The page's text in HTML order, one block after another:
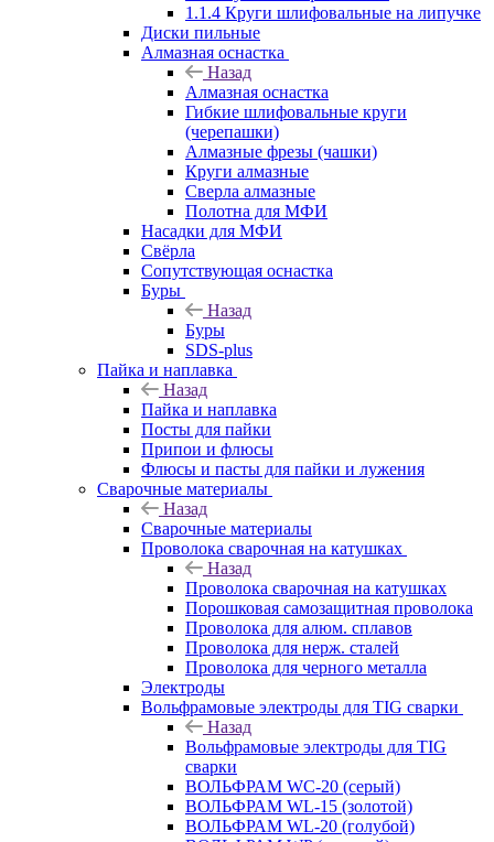
1.1.4 Круги шлифовальные на липучке
Диски пильные
Алмазная оснастка
Назад
Алмазная оснастка
Гибкие шлифовальные круги
(черепашки)
Алмазные фрезы (чашки)
Круги алмазные
Сверла алмазные
Полотна для МФИ
Насадки для МФИ
Свёрла
Сопутствующая оснастка
Буры
Назад
Буры
SDS-plus
Пайка и наплавка
Назад
Пайка и наплавка
Посты для пайки
Припои и флюсы
Флюсы и пасты для пайки и лужения
Сварочные материалы
Назад
Сварочные материалы
Проволока сварочная на катушках
Назад
Проволока сварочная на катушках
Порошковая самозащитная проволока
Проволока для алюм. сплавов
Проволока для нерж. сталей
Проволока для черного металла
Электроды
Вольфрамовые электроды для TIG сварки
Назад
Вольфрамовые электроды для TIG
сварки
ВОЛЬФРАМ WC-20 (серый)
ВОЛЬФРАМ WL-15 (золотой)
ВОЛЬФРАМ WL-20 (голубой)